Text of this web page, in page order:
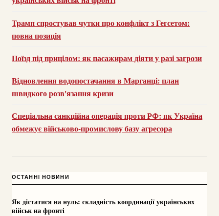
Трамп спростував чутки про конфлікт з Гегсетом:
повна позиція
Поїзд під прицілом: як пасажирам діяти у разі загрози
Відновлення водопостачання в Марганці: план
швидкого розв'язання кризи
Спеціальна санкційна операція проти РФ: як Україна
обмежує військово-промислову базу агресора
ОСТАННІ НОВИНИ
Як дістатися на нуль: складність координації українських
військ на фронті